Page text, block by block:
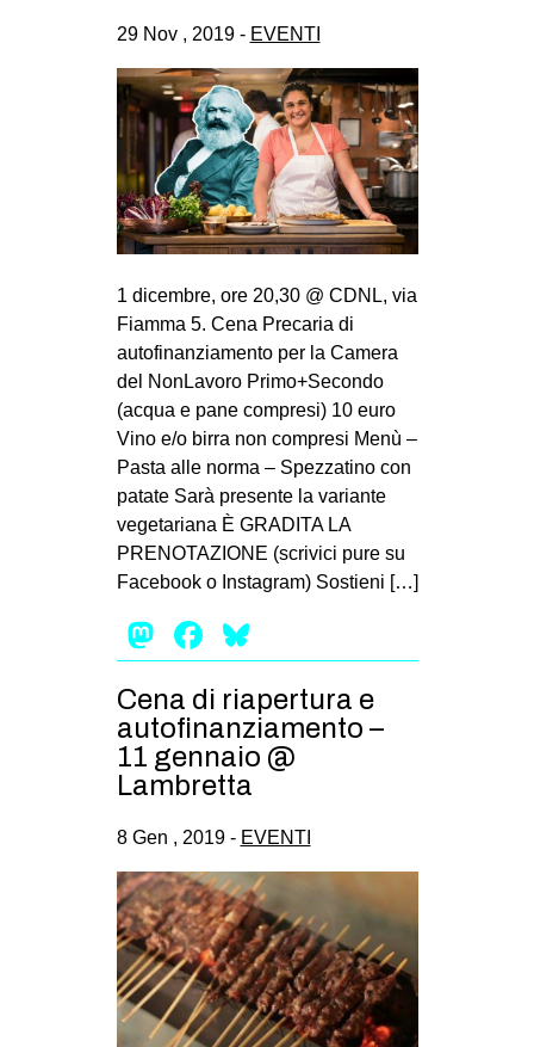
MANIFESTI
MUSICA
RECENSIONI
INTERNAZIONALE
AFRICA
AMERICHE
ESTREMO ORIENTE
MEDIO ORIENTE
MONDO
EVENTI
in
Fb
ms
29 Nov , 2019 - EVENTI
1 dicembre, ore 20,30 @ CDNL, via
Fiamma 5. Cena Precaria di
autofinanziamento per la Camera
del NonLavoro Primo+Secondo
(acqua e pane compresi) 10 euro
Vino e/o birra non compresi Menù –
Pasta alle norma – Spezzatino con
patate Sarà presente la variante
vegetariana È GRADITA LA
PRENOTAZIONE (scrivici pure su
Facebook o Instagram) Sostieni […]
Mastodon
Facebook
Cena di riapertura e
autofinanziamento –
11 gennaio @
Lambretta
8 Gen , 2019 - EVENTI